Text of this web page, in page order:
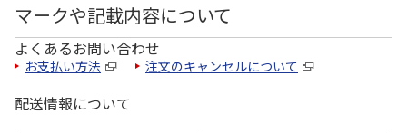
マークや記載内容について
よくあるお問い合わせ
お支払い方法 注文のキャンセルについて
配送情報について